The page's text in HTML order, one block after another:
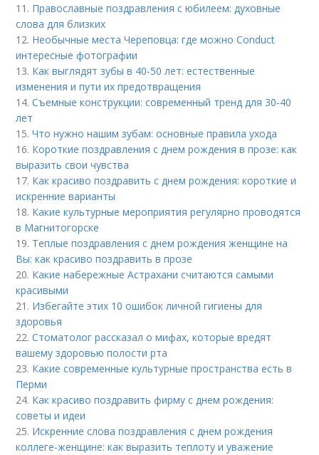
11. Православные поздравления с юбилеем: духовные
слова для близких
12. Необычные места Череповца: где можно Conduct
интересные фотографии
13. Как выглядят зубы в 40-50 лет: естественные
изменения и пути их предотвращения
14.Съемные конструкции: современный тренд для 30-40
лет
15.Что нужно нашим зубам: основные правила ухода
16. Короткие поздравления с днем рождения в прозе: как
выразить свои чувства
17. Как красиво поздравить с днем рождения: короткие и
искренние варианты
18. Какие культурные мероприятия регулярно проводятся
в Магнитогорске
19. Теплые поздравления с днем рождения женщине на
Вы: как красиво поздравить в прозе
20. Какие набережные Астрахани считаются самыми
красивыми
21. Избегайте этих 10 ошибок личной гигиены для
здоровья
22.Стоматолог рассказал о мифах, которые вредят
вашему здоровью полости рта
23. Какие современные культурные пространства есть в
Перми
24. Как красиво поздравить фирму с днем рождения:
советы и идеи
25. Искренние слова поздравления с днем рождения
коллеге-женщине: как выразить теплоту и уважение